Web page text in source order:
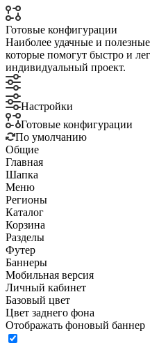
Готовые конфигурации
Наиболее удачные и
которые помогут быстро и
индивидуальный проект.
Настройки
Готовые конфигурации
По умолчанию
Общие
Главная
Шапка
Меню
Регионы
Каталог
Корзина
Разделы
Футер
Баннеры
Мобильная версия
Личный кабинет
Базовый цвет
Цвет заднего фона
Отображать фоновый баннер